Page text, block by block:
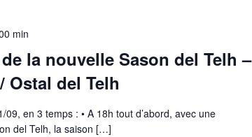
la nouvelle Sason del Telh –
Ostal del Telh
min
09, en 3 temps : • A 18h tout d’abord, avec une
del Telh, la saison […]